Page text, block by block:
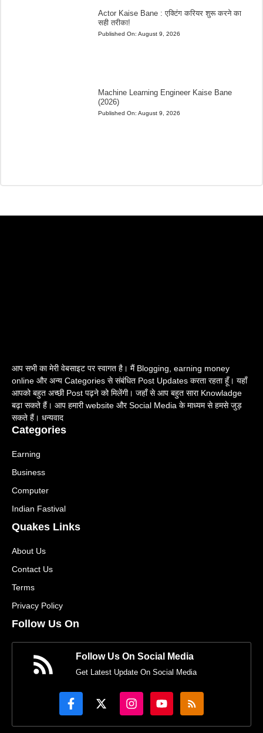
Actor Kaise Bane : एक्टिंग करियर शुरू करने का
सही तरीका!
Published On: August 9, 2026
Machine Learning Engineer Kaise Bane
(2026)
Published On: August 9, 2026
आप सभी का मेरी वेबसाइट पर स्वागत है। मैं Blogging, earning money
online और अन्य Categories से संबंधित Post Updates करता रहता हूँ। यहाँ
आपको बहुत अच्छी Post पढ़ने को मिलेंगी। जहाँ से आप बहुत सारा Knowladge
बढ़ा सकते हैं। आप हमारी website और Social Media के माध्यम से हमसे जुड़
सकते हैं। धन्यवाद
Categories
Earning
Business
Computer
Indian Fastival
Quakes Links
About Us
Contact Us
Terms
Privacy Policy
Follow Us On
Follow Us On Social Media
Get Latest Update On Social Media